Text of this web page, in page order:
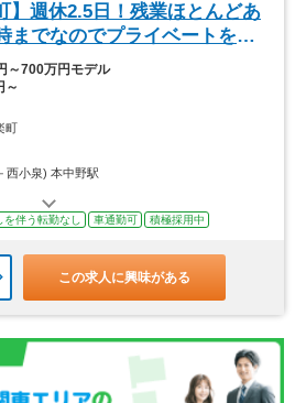
】週休2.5日！残業ほとんどあ
までなのでプライベートを大
～700万円モデル
～
町
西小泉) 本中野駅
伴う転勤なし 車通勤可 積極採用中
この求人に興味がある